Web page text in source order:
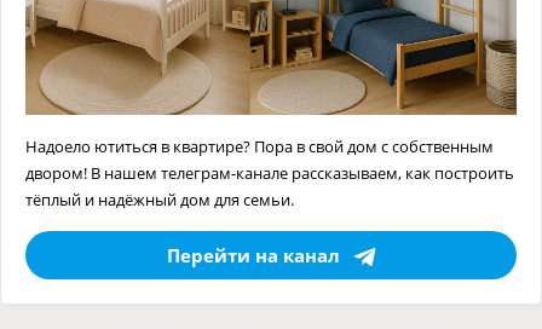
Надоело ютиться в квартире? Пора в свой дом с собственным
двором! В нашем телеграм-канале рассказываем, как построить
тёплый и надёжный дом для семьи.
Перейти на канал